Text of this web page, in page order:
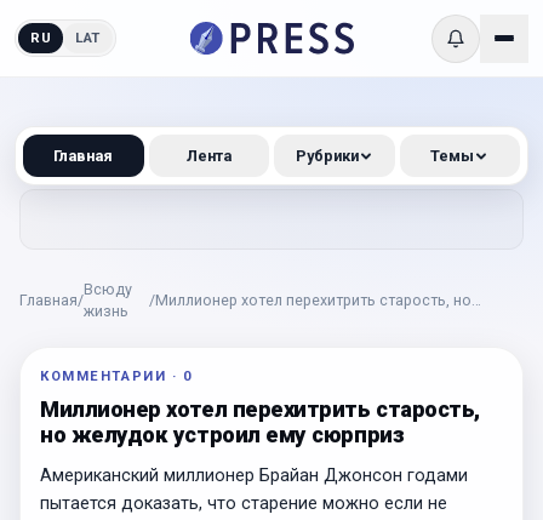
RU LAT
Главная/
Всюду
жизнь
/Миллионер хотел перехитрить старость, но
КОММЕНТАРИИ · 0
Миллионер хотел перехитрить старость,
но желудок устроил ему сюрприз
Американский миллионер Брайан Джонсон годами
пытается доказать, что старение можно если не
Главная Лента Рубрики Темы